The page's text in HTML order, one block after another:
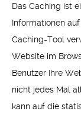
Das Caching ist
Informationen
Caching-Tool
Website im
Benutzer Ihre
nicht jedes Mal
kann auf die